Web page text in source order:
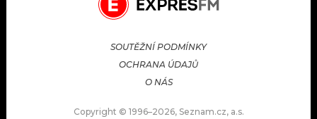
SOUTĚŽNÍ PODMÍNKY
OCHRANA ÚDAJŮ
O NÁS
Copyright © 1996–2026, Seznam.cz, a.s.